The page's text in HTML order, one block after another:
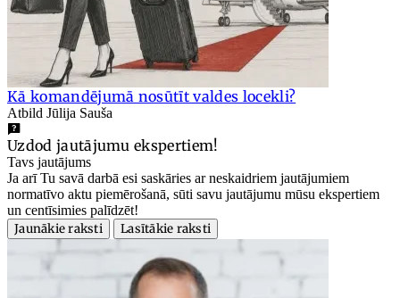
Kā komandējumā nosūtīt valdes locekli?
Atbild Jūlija Sauša
Uzdod jautājumu ekspertiem!
Tavs jautājums
Ja arī Tu savā darbā esi saskāries ar neskaidriem jautājumiem
normatīvo aktu piemērošanā, sūti savu jautājumu mūsu ekspertiem
un centīsimies palīdzēt!
Jaunākie raksti
Lasītākie raksti